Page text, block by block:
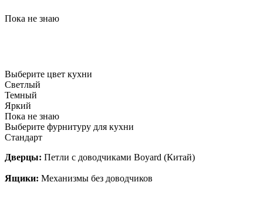
Пока не знаю
Выберите цвет кухни
Светлый
Темный
Яркий
Пока не знаю
Выберите фурнитуру для кухни
Стандарт
Дверцы: Петли с доводчиками Boyard (Китай)
Ящики: Механизмы без доводчиков